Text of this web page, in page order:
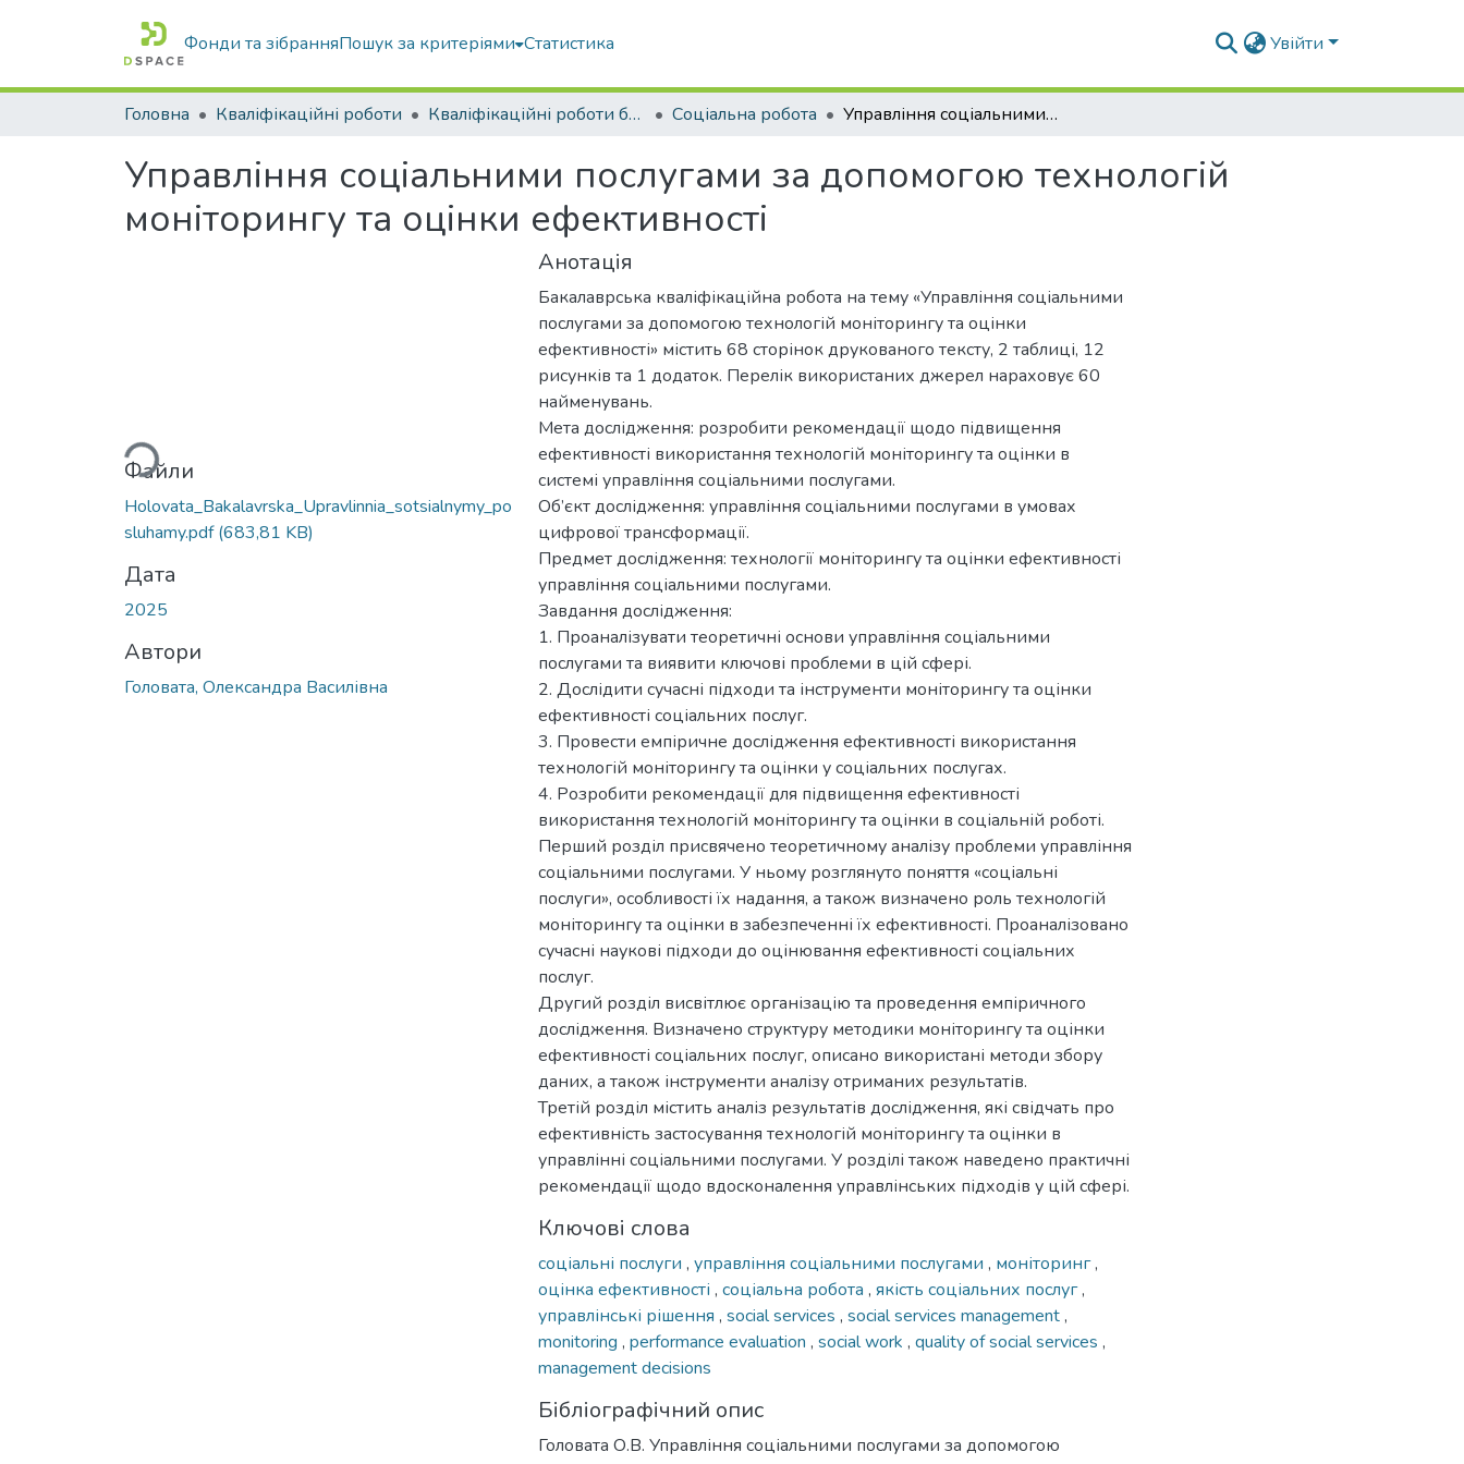
Фонди та зібранняПошук за критеріями Статистика Увійти
Головна Кваліфікаційні роботи Кваліфікаційні роботи бакалаврів Соціальна робота Управління соціальними послугами за допомогою технологій моніторингу та оцінки ефективності
Управління соціальними послугами за допомогою технологій
моніторингу та оцінки ефективності
Вантажиться...
Файли
Holovata_Bakalavrska_Upravlinnia_sotsialnymy_po
sluhamy.pdf(683,81 KB)
Дата
2025
Автори
Головата, Олександра Василівна
Анотація
Бакалаврська кваліфікаційна робота на тему «Управління соціальними
послугами за допомогою технологій моніторингу та оцінки
ефективності» містить 68 сторінок друкованого тексту, 2 таблиці, 12
рисунків та 1 додаток. Перелік використаних джерел нараховує 60
найменувань.
Мета дослідження: розробити рекомендації щодо підвищення
ефективності використання технологій моніторингу та оцінки в
системі управління соціальними послугами.
Об’єкт дослідження: управління соціальними послугами в умовах
цифрової трансформації.
Предмет дослідження: технології моніторингу та оцінки ефективності
управління соціальними послугами.
Завдання дослідження:
1. Проаналізувати теоретичні основи управління соціальними
послугами та виявити ключові проблеми в цій сфері.
2. Дослідити сучасні підходи та інструменти моніторингу та оцінки
ефективності соціальних послуг.
3. Провести емпіричне дослідження ефективності використання
технологій моніторингу та оцінки у соціальних послугах.
4. Розробити рекомендації для підвищення ефективності
використання технологій моніторингу та оцінки в соціальній роботі.
Перший розділ присвячено теоретичному аналізу проблеми управління
соціальними послугами. У ньому розглянуто поняття «соціальні
послуги», особливості їх надання, а також визначено роль технологій
моніторингу та оцінки в забезпеченні їх ефективності. Проаналізовано
сучасні наукові підходи до оцінювання ефективності соціальних
послуг.
Другий розділ висвітлює організацію та проведення емпіричного
дослідження. Визначено структуру методики моніторингу та оцінки
ефективності соціальних послуг, описано використані методи збору
даних, а також інструменти аналізу отриманих результатів.
Третій розділ містить аналіз результатів дослідження, які свідчать про
ефективність застосування технологій моніторингу та оцінки в
управлінні соціальними послугами. У розділі також наведено практичні
рекомендації щодо вдосконалення управлінських підходів у цій сфері.
Ключові слова
соціальні послуги , управління соціальними послугами , моніторинг,
оцінка ефективності , соціальна робота , якість соціальних послуг,
управлінські рішення , social services , social services management,
monitoring , performance evaluation , social work , quality of social services ,
management decisions
Бібліографічний опис
Головата О.В. Управління соціальними послугами за допомогою